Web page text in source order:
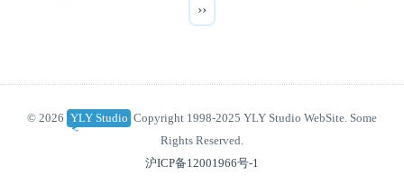
››
© 2026 YLY Studio Copyright 1998-2025 YLY Studio WebSite. Some
Rights Reserved.
沪ICP备12001966号-1